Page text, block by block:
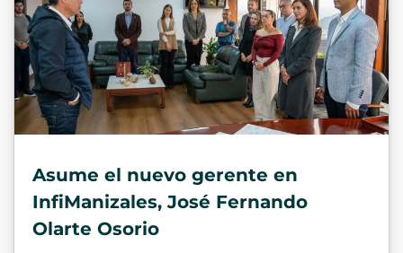
Asume el nuevo gerente en
InfiManizales, José Fernando
Olarte Osorio